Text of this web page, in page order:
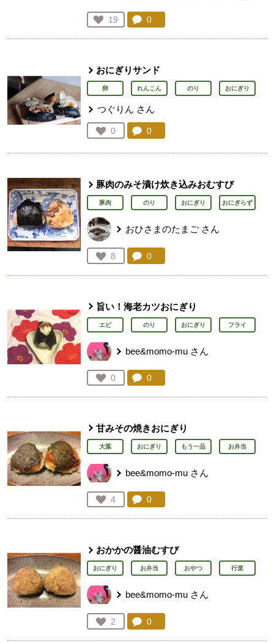
お気に入り登録：
19
人が登録
コメント：
0
おにぎりサンド
卵 れんこん のり おにぎり
つぐりん さん
お気に入り登録：
0
人が登録
コメント：
0
豚肉のみそ漬け炊き込みおむすび
豚肉 のり おにぎり おにぎらず
おひさまのたまご さん
お気に入り登録：
8
人が登録
コメント：
0
旨い！海老カツおにぎり
エビ のり おにぎり フライ
bee&momo-mu さん
お気に入り登録：
0
人が登録
コメント：
0
甘みその焼きおにぎり
大葉 おにぎり もう一品 お弁当
bee&momo-mu さん
お気に入り登録：
4
人が登録
コメント：
0
おかかの醤油むすび
おにぎり お弁当 おやつ 行楽
bee&momo-mu さん
お気に入り登録：
2
人が登録
コメント：
0